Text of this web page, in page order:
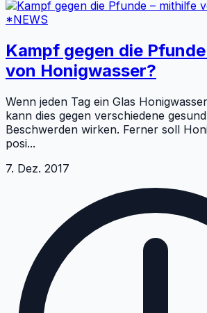
*NEWS
Kampf gegen die
von Honigwasser?
Wenn jeden Tag ein Glas
kann dies gegen verschiedene
Beschwerden wirken. Ferner soll
posi...
7. Dez. 2017